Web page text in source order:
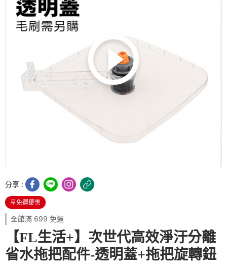
分享 :
享免運優惠
全館滿 699 免運
【FL生活+】次世代高效淨汙分離
省水拖把配件-透明蓋+拖把旋轉鈕